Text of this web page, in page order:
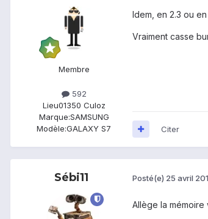
Membre
592
Lieu01350 Culoz
Marque:SAMSUNG
Modèle:GALAXY S7
Idem, en 2.3 ou
Vraiment casse
Citer
Sébi11 Posté(e) 25 avril
Allège la mémoire